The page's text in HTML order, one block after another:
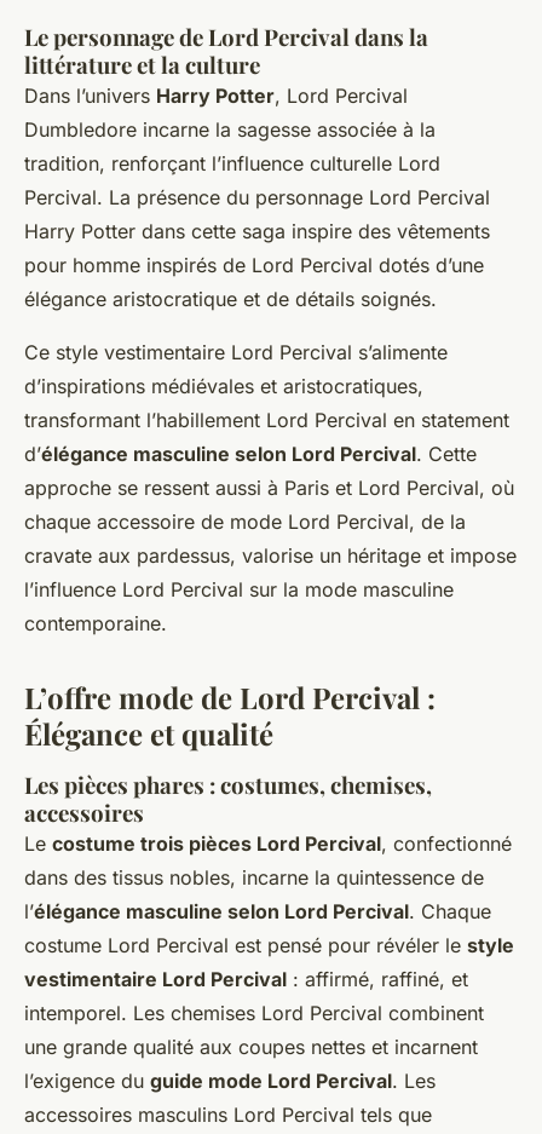
Le personnage de Lord Percival dans la
littérature et la culture
Dans l’univers Harry Potter, Lord Percival
Dumbledore incarne la sagesse associée à la
tradition, renforçant l’influence culturelle Lord
Percival. La présence du personnage Lord Percival
Harry Potter dans cette saga inspire des vêtements
pour homme inspirés de Lord Percival dotés d’une
élégance aristocratique et de détails soignés.
Ce style vestimentaire Lord Percival s’alimente
d’inspirations médiévales et aristocratiques,
transformant l’habillement Lord Percival en statement
d’élégance masculine selon Lord Percival. Cette
approche se ressent aussi à Paris et Lord Percival, où
chaque accessoire de mode Lord Percival, de la
cravate aux pardessus, valorise un héritage et impose
l’influence Lord Percival sur la mode masculine
contemporaine.
L’offre mode de Lord Percival :
Élégance et qualité
Les pièces phares : costumes, chemises,
accessoires
Le costume trois pièces Lord Percival, confectionné
dans des tissus nobles, incarne la quintessence de
l’élégance masculine selon Lord Percival. Chaque
costume Lord Percival est pensé pour révéler le style
vestimentaire Lord Percival : affirmé, raffiné, et
intemporel. Les chemises Lord Percival combinent
une grande qualité aux coupes nettes et incarnent
l’exigence du guide mode Lord Percival. Les
accessoires masculins Lord Percival tels que